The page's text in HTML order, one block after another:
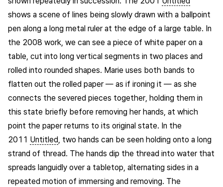
shows a scene of lines being slowly drawn with a ballpoint
pen along a long metal ruler at the edge of a large table. In
the 2008 work, we can see a piece of white paper on a
table, cut into long vertical segments in two places and
rolled into rounded shapes. Marie uses both bands to
flatten out the rolled paper — as if ironing it — as she
connects the severed pieces together, holding them in
this state briefly before removing her hands, at which
point the paper returns to its original state. In the
2011 Untitled, two hands can be seen holding onto a long
strand of thread. The hands dip the thread into water that
spreads languidly over a tabletop, alternating sides in a
repeated motion of immersing and removing. The